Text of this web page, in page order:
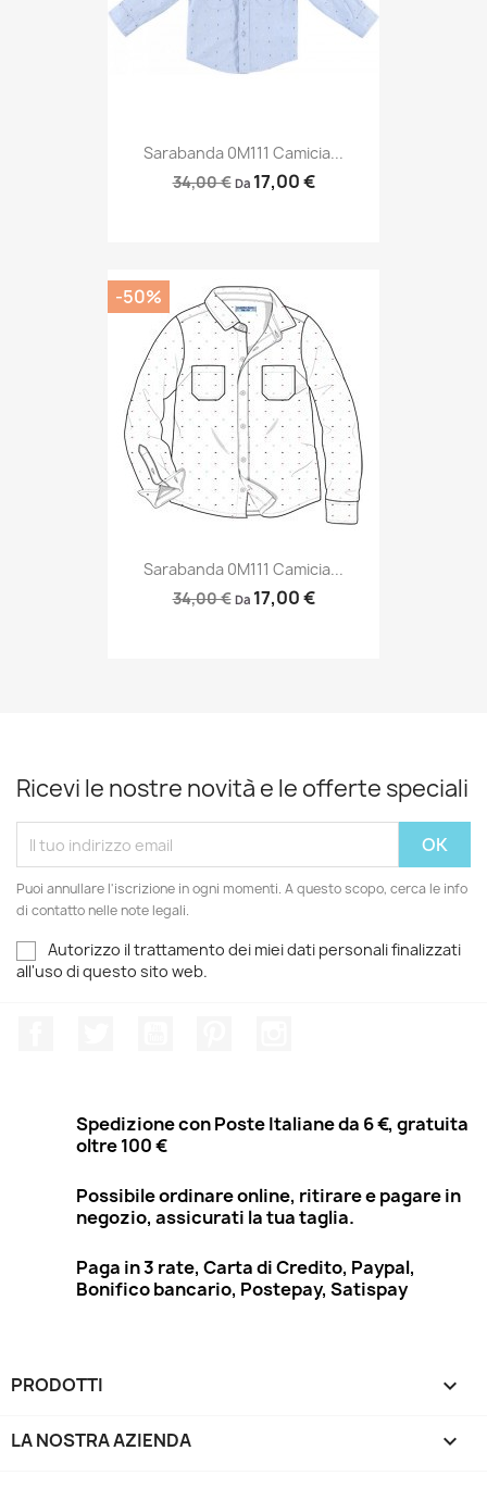
Sarabanda 0M111 Camicia...
34,00 € Da 17,00 €
Sarabanda 0M111 Camicia...
34,00 € Da 17,00 €
-50%
Ricevi le nostre novità e le offerte speciali
Puoi annullare l'iscrizione in ogni momenti. A questo scopo, cerca le info
di contatto nelle note legali.
Autorizzo il trattamento dei miei dati personali finalizzati
all'uso di questo sito web.
Spedizione con Poste Italiane da 6 €, gratuita
oltre 100 €
Possibile ordinare online, ritirare e pagare in
negozio, assicurati la tua taglia.
Paga in 3 rate, Carta di Credito, Paypal,
Bonifico bancario, Postepay, Satispay
PRODOTTI 
LA NOSTRA AZIENDA 